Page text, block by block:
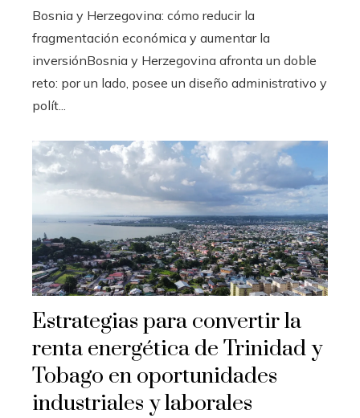
Bosnia y Herzegovina: cómo reducir la
fragmentación económica y aumentar la
inversiónBosnia y Herzegovina afronta un doble
reto: por un lado, posee un diseño administrativo y
polít...
Estrategias para convertir la
renta energética de Trinidad y
Tobago en oportunidades
industriales y laborales